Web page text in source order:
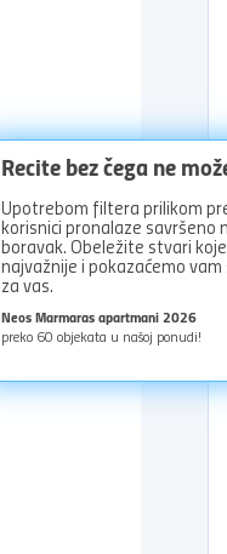
Recite bez čega ne
Upotrebom filtera prilikom
korisnici pronalaze savršeno
boravak. Obeležite stvari
najvažnije i pokazaćemo
za vas.
Neos Marmaras apartmani 2026
preko 60 objekata u našoj ponudi!